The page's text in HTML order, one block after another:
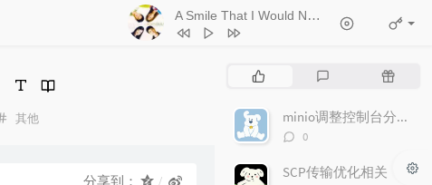
A Smile That I Would Never See Again
- Kitti
1
Ticket (Day Trip)
Kitti Kuremanee
Old Chinese Song Kitti Kuremanee
6 我可以坐你旁边吗 厘小白
分
其他
分享到：
文
章
评
随
文minio调整控制台分享文件链接的有效期
评
数：
0
SCP传输优化相关